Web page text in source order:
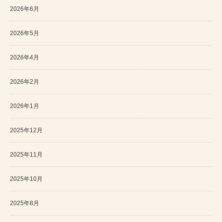
2026年6月
2026年5月
2026年4月
2026年2月
2026年1月
2025年12月
2025年11月
2025年10月
2025年8月